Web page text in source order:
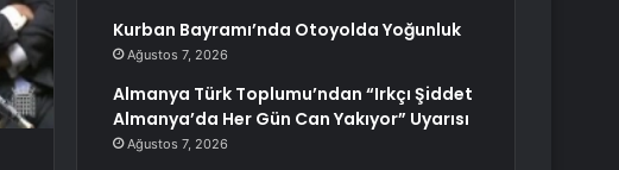
Kurban Bayramı’nda Otoyolda Yoğunluk
Ağustos 7, 2026
Almanya Türk Toplumu’ndan “Irkçı Şiddet
Almanya’da Her Gün Can Yakıyor” Uyarısı
Ağustos 7, 2026